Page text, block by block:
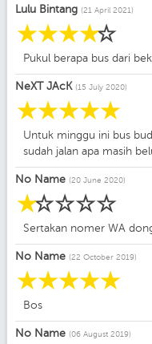
Lulu Bintang (21 April 2021)
☆
☆
☆
☆
☆
Pukul berapa bus dari
NeXT JAcK (15 July 2020)
☆
☆
☆
☆
☆
Untuk minggu ini bus
sudah jalan apa masih
No Name (20 June 2020)
☆
☆
☆
☆
☆
Sertakan nomer WA
No Name (22 October 2019)
☆
☆
☆
☆
☆
Bos
No Name (06 August 2019)